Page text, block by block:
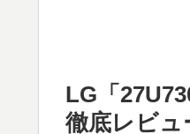
LG「
徹底レビュ